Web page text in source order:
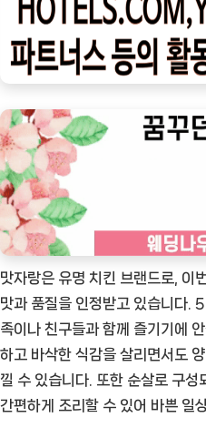
맛자랑은 유명 치킨 브랜드로, 이
맛과 품질을 인정받고 있습니다
족이나 친구들과 함께 즐기기에
하고 바삭한 식감을 살리면서도
낄 수 있습니다. 또한 순살로 구성
간편하게 조리할 수 있어 바쁜 일